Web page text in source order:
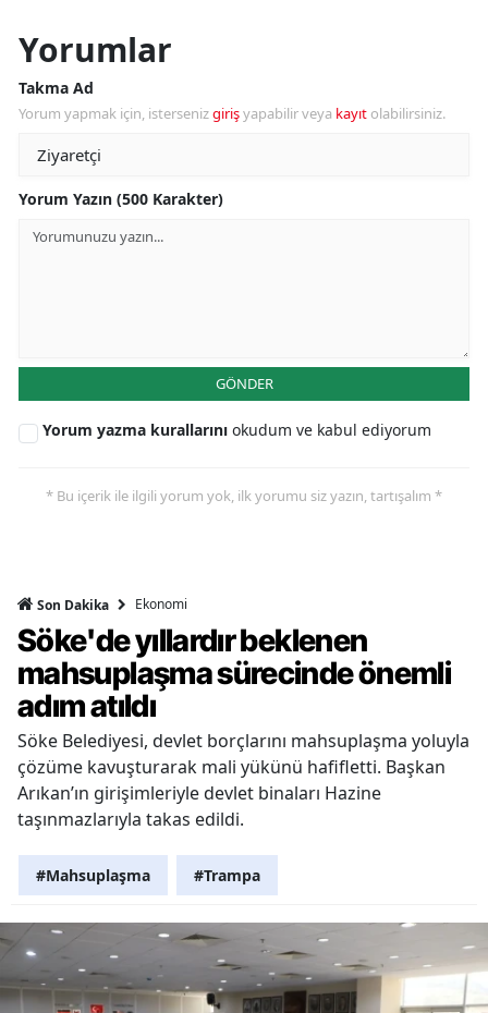
Yorumlar
Takma Ad
Yorum yapmak için, istersenizgirişyapabilir veya kayıt olabilirsiniz.
Yorum Yazın (500 Karakter)
GÖNDER
Yorum yazma kurallarını okudum ve kabul ediyorum
* Bu içerik ile ilgili yorum yok, ilk yorumu siz yazın, tartışalım *
Son Dakika Ekonomi
Söke'de yıllardır beklenen
mahsuplaşma sürecinde önemli
adım atıldı
Söke Belediyesi, devlet borçlarını mahsuplaşma yoluyla
çözüme kavuşturarak mali yükünü hafifletti. Başkan
Arıkan’ın girişimleriyle devlet binaları Hazine
taşınmazlarıyla takas edildi.
#Mahsuplaşma #Trampa